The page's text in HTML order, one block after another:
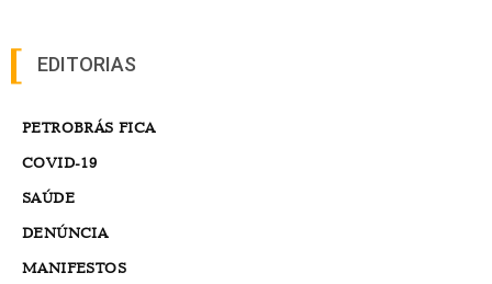
EDITORIAS
PETROBRÁS FICA
COVID-19
SAÚDE
DENÚNCIA
MANIFESTOS